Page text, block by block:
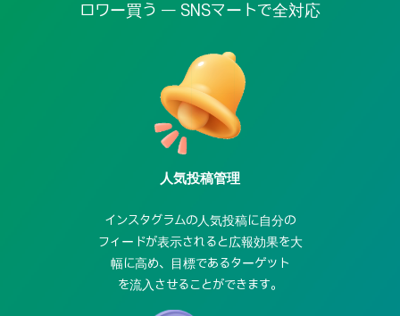
ロワー買う — SNSマートで全対応
人気投稿管理
インスタグラムの人気投稿に自分の
フィー ドが表示されると広報効果を大
幅に高め、 目標であるターゲット
を流入させることができます。